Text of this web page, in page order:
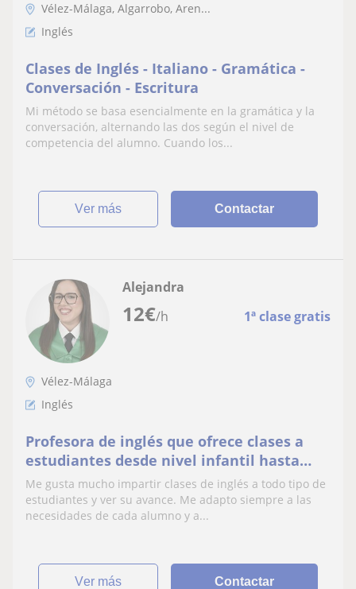
Vélez-Málaga, Algarrobo, Aren...
Inglés
Clases de Inglés - Italiano - Gramática -
Conversación - Escritura
Mi método se basa esencialmente en la gramática y la
conversación, alternando las dos según el nivel de
competencia del alumno. Cuando los...
ver más Contactar
12€/h 1ª clase gratis
Alejandra
Vélez-Málaga
Inglés
Profesora de inglés que ofrece clases a
estudiantes desde nivel infantil hasta
adultos
Me gusta mucho impartir clases de inglés a todo tipo de
estudiantes y ver su avance. Me adapto siempre a las
necesidades de cada alumno y a...
ver más Contactar